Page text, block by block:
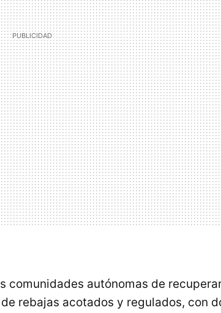
comunidades autónomas de
rebajas acotados y regulados, con